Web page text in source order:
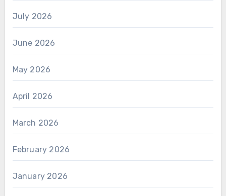
July 2026
June 2026
May 2026
April 2026
March 2026
February 2026
January 2026